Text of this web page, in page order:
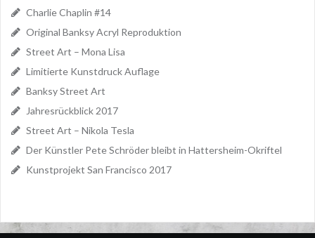
Charlie Chaplin #14
Original Banksy Acryl Reproduktion
Street Art – Mona Lisa
Limitierte Kunstdruck Auflage
Banksy Street Art
Jahresrückblick 2017
Street Art – Nikola Tesla
Der Künstler Pete Schröder bleibt in Hattersheim-Okriftel
Kunstprojekt San Francisco 2017